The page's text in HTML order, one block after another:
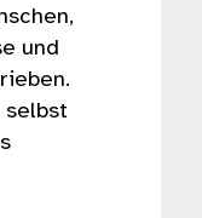
und
selbst